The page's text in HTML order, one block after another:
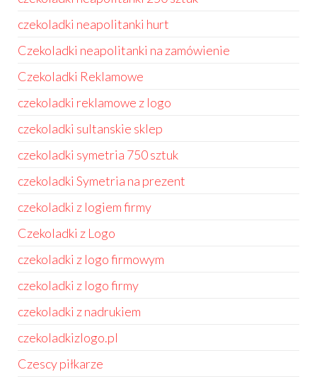
czekoladki neapolitanki hurt
Czekoladki neapolitanki na zamówienie
Czekoladki Reklamowe
czekoladki reklamowe z logo
czekoladki sultanskie sklep
czekoladki symetria 750 sztuk
czekoladki Symetria na prezent
czekoladki z logiem firmy
Czekoladki z Logo
czekoladki z logo firmowym
czekoladki z logo firmy
czekoladki z nadrukiem
czekoladkizlogo.pl
Czescy piłkarze